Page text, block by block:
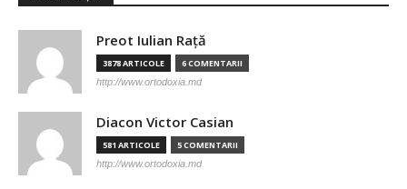
Preot Iulian Raţă
3878 ARTICOLE 6 COMENTARII
http://www.ortodoxia.md
Diacon Victor Casian
581 ARTICOLE 5 COMENTARII
http://www.ortodoxia.md